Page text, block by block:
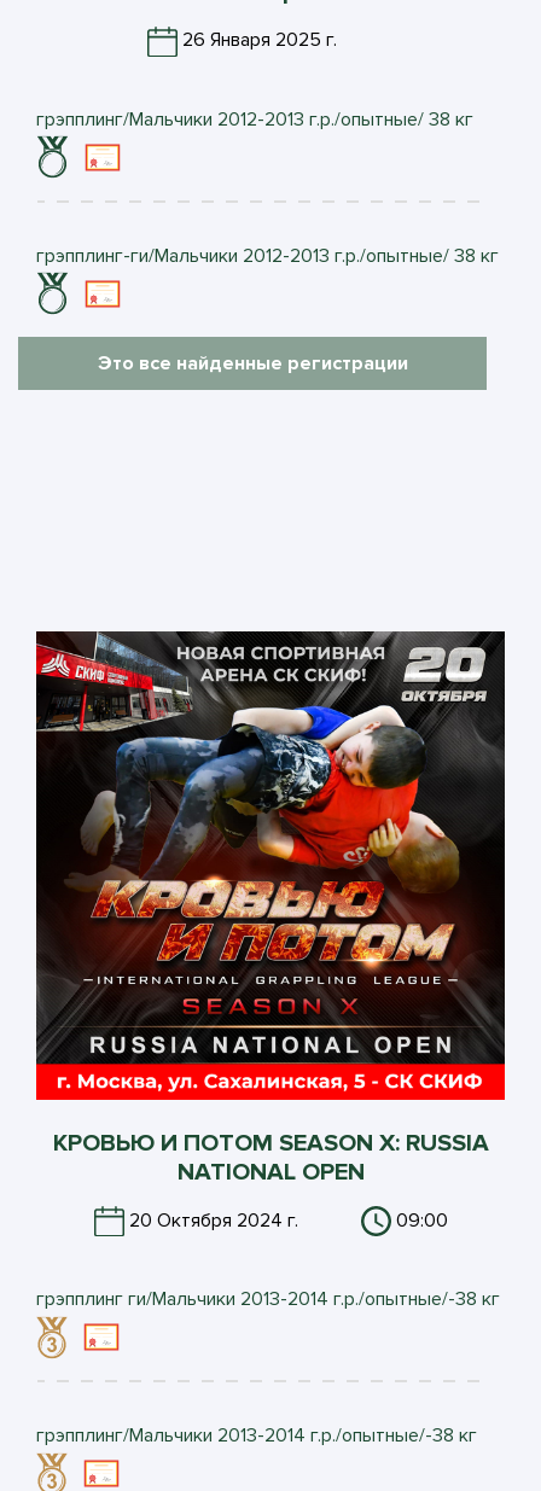
26 Января 2025 г.
грэпплинг/Мальчики 2012-2013 г.р./опытные/ 38 кг
грэпплинг-ги/Мальчики 2012-2013 г.р./опытные/ 38 кг
Это все найденные регистрации
КРОВЬЮ И ПОТОМ SEASON X: RUSSIA
NATIONAL OPEN
20 Октября 2024 г. 09:00
грэпплинг ги/Мальчики 2013-2014 г.р./опытные/-38 кг
грэпплинг/Мальчики 2013-2014 г.р./опытные/-38 кг